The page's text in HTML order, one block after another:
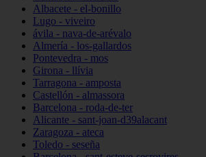
Albacete - el-bonillo
Lugo - viveiro
ávila - nava-de-arévalo
Almería - los-gallardos
Pontevedra - mos
Girona - llívia
Tarragona - amposta
Castellón - almassora
Barcelona - roda-de-ter
Alicante - sant-joan-d39alacant
Zaragoza - ateca
Toledo - seseña